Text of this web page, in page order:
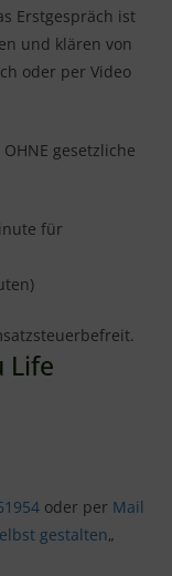
Erstgespräch ist
und klären von
oder per Video
gesetzliche
für
Life
oder per Mail
gestalten„